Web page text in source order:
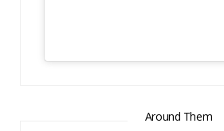
Around Them